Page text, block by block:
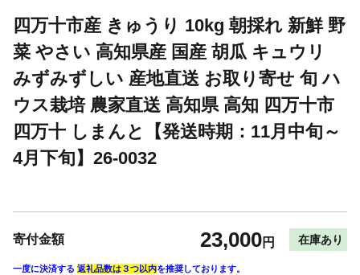
四万十市産 きゅうり 10kg 朝採れ 新鮮 野
菜 やさい 高知県産 国産 胡瓜 キュウリ
みずみずしい 産地直送 お取り寄せ 旬 ハ
ウス栽培 農家直送 高知県 高知 四万十市
四万十 しまんと【発送時期：11月中旬～
4月下旬】26-0032
寄付金額 23,000円 在庫あり
一度に決済する 返礼品数は３つ以内を推奨しております。